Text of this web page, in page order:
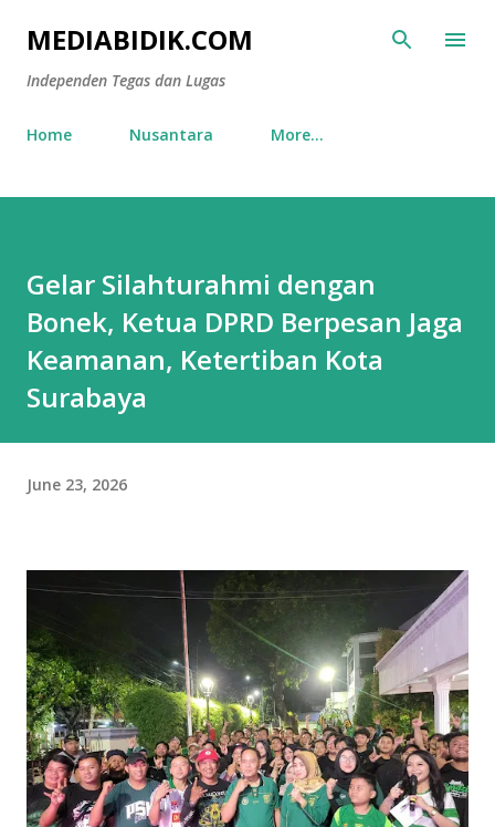
Skip to main content
MEDIABIDIK.COM
Independen Tegas dan Lugas
Home Nusantara More…
Gelar Silahturahmi dengan
Bonek, Ketua DPRD Berpesan Jaga
Keamanan, Ketertiban Kota
Surabaya
June 23, 2026